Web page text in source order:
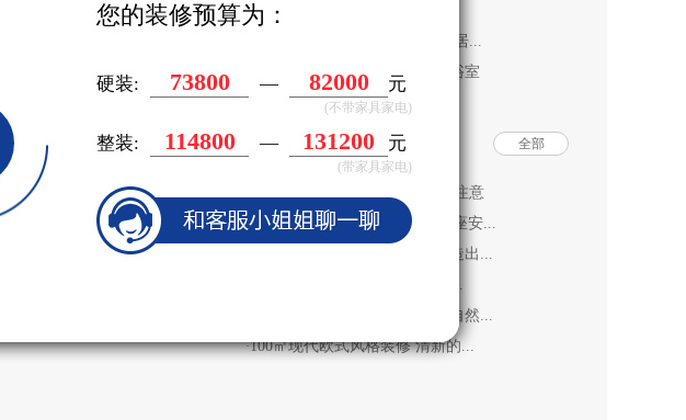
与施工人员商量水域位置以
赌头将内丝赌死，然后用
·从简约家装设计效果图聊家装
上班族单身公寓 45平日式风格居...
打造一个完全符合个人需求的浴室
装修知识推荐 全部
中式室内装修要点 这些要点要注意
·长沙装修公司|房屋装修开关插座安...
这30㎡的超小型老房子，竟改造出...
Loft公寓小户型装修 利用楼梯...
81平的北欧装修风格，超舒适自然...
·100㎡现代欧式风格装修 清新的...
您的装修预算为：
硬装: 75600 — 84000 元
(不带家具家电)
整装: 117600 — 134400 元
(带家具家电)